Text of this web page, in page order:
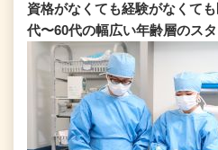
資格がなくても経験がなくて
代〜60代の幅広い年齢層のス